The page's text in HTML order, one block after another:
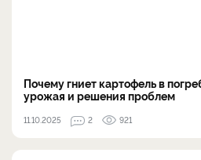
Почему гниет картофель в
урожая и решения проблем
11.10.2025 2 921